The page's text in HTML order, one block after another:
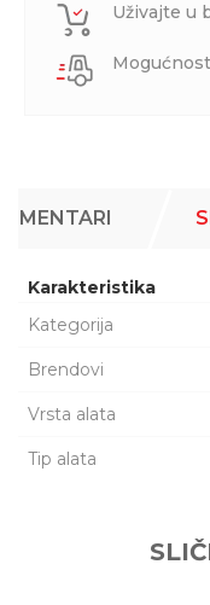
Uživajte u
Karakteristika
Kategorija
Brendovi
Vrsta alata
Tip alata